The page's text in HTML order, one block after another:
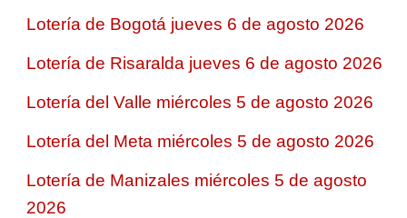
Lotería de Bogotá jueves 6 de agosto 2026
Lotería de Risaralda jueves 6 de agosto 2026
Lotería del Valle miércoles 5 de agosto 2026
Lotería del Meta miércoles 5 de agosto 2026
Lotería de Manizales miércoles 5 de agosto
2026